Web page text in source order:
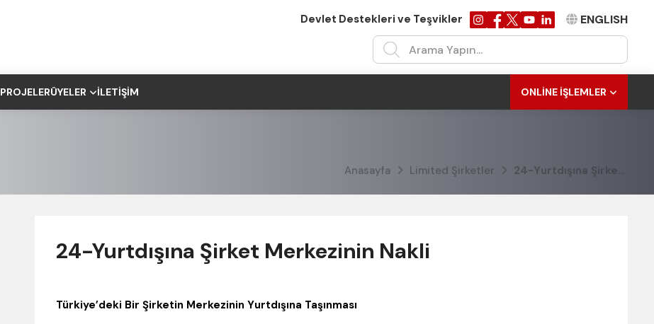
Devlet Destekleri ve Teşvikler ENGLISH
PROJELERÜYELER İLETIŞIM ONLINE İŞLEMLER
Anasayfa Limited Şirketler 24-Yurtdışına Şirket Merkezinin Nakli
24-Yurtdışına Şirket Merkezinin Nakli
Türkiye’deki Bir Şirketin Merkezinin Yurtdışına Taşınması